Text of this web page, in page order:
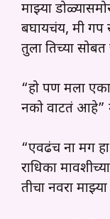
माझ्या
बघायचंय, मी गप
तुला तिच्या
“हो पण मला
नको वाटतं आहे”
“एवढंच ना मग
राधिका
तीचा नवरा